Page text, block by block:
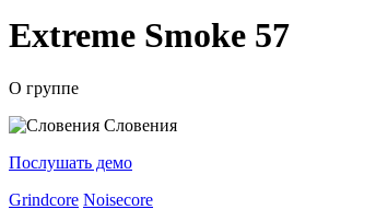
Extreme Smoke 57
О группе
Словения
Послушать демо
Grindcore Noisecore